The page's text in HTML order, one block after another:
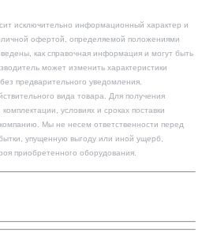
исключительно информационный характер и
офертой, определяемой положениями
как справочная информация и могут быть
может изменить характеристики
предварительного уведомления.
вида товара. Для получения
условиях и сроках поставки
Мы не несем ответственности перед
упущенную выгоду или иной ущерб,
приобретенного оборудования.